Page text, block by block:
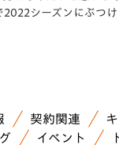
シーズンにぶつけ
契約関連
イベント